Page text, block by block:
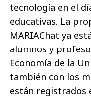
tecnología en el
educativas. La
MARIAChat ya
alumnos y
Economía de la
también con los
están registrados